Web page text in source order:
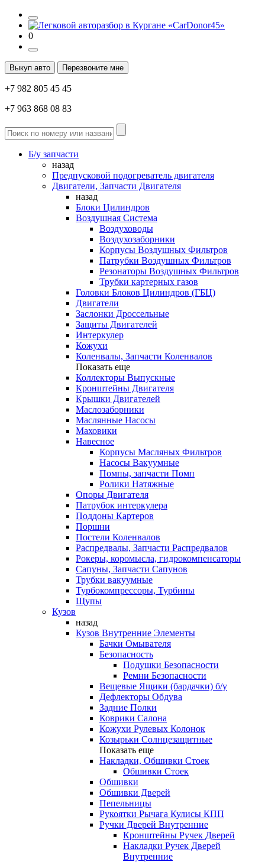
0
Выкуп авто Перезвоните мне
+7 982 805 45 45
+7 963 868 08 83
Б/у запчасти
назад
Предпусковой подогреватель двигателя
Двигатели, Запчасти Двигателя
назад
Блоки Цилиндров
Воздушная Система
Воздуховоды
Воздухозаборники
Корпусы Воздушных Фильтров
Патрубки Воздушных Фильтров
Резонаторы Воздушных Фильтров
Трубки картерных газов
Головки Блоков Цилиндров (ГБЦ)
Двигатели
Заслонки Дроссельные
Защиты Двигателей
Интеркулер
Кожухи
Коленвалы, Запчасти Коленвалов
Показать еще
Коллекторы Выпускные
Кронштейны Двигателя
Крышки Двигателей
Маслозаборники
Маслянные Насосы
Маховики
Навесное
Корпусы Масляных Фильтров
Насосы Вакуумные
Помпы, запчасти Помп
Ролики Натяжные
Опоры Двигателя
Патрубок интеркулера
Поддоны Картеров
Поршни
Постели Коленвалов
Распредвалы, Запчасти Распредвалов
Рокеры, коромысла, гидрокомпенсаторы
Сапуны, Запчасти Сапунов
Трубки вакуумные
Турбокомпрессоры, Турбины
Щупы
Кузов
назад
Кузов Внутренние Элементы
Бачки Омывателя
Безопасность
Подушки Безопасности
Ремни Безопасности
Вещевые Ящики (бардачки) б/у
Дефлекторы Обдува
Задние Полки
Коврики Салона
Кожухи Рулевых Колонок
Козырьки Солнцезащитные
Показать еще
Накладки, Обшивки Стоек
Обшивки Стоек
Обшивки
Обшивки Дверей
Пепельницы
Рукоятки Рычага Кулисы КПП
Ручки Дверей Внутренние
Кронштейны Ручек Дверей
Накладки Ручек Дверей
Внутренние